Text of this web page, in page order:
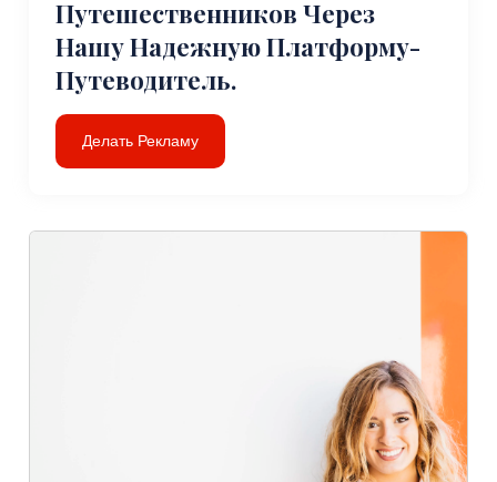
Путешественников Через
Нашу Надежную Платформу-
Путеводитель.
Делать Рекламу